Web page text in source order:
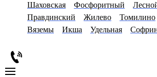
Шаховская
Фосфоритный
Правдинский
Жилево Томилино
Вяземы
Икша Удельная